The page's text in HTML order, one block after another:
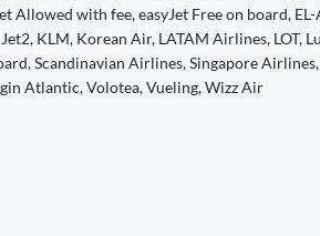
with fee, easyJet Free on board,
KLM, Korean Air, LATAM Airlines, LOT,
Scandinavian Airlines, Singapore
Atlantic, Volotea, Vueling, Wizz Air